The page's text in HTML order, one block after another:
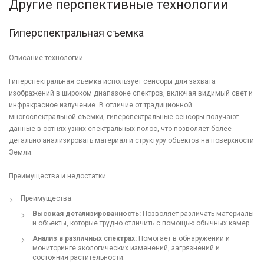
Другие перспективные технологии
Гиперспектральная съемка
Описание технологии
Гиперспектральная съемка использует сенсоры для захвата
изображений в широком диапазоне спектров, включая видимый свет и
инфракрасное излучение. В отличие от традиционной
многоспектральной съемки, гиперспектральные сенсоры получают
данные в сотнях узких спектральных полос, что позволяет более
детально анализировать материал и структуру объектов на поверхности
Земли.
Преимущества и недостатки
Преимущества:
Высокая детализированность: Позволяет различать материалы
и объекты, которые трудно отличить с помощью обычных камер.
Анализ в различных спектрах: Помогает в обнаружении и
мониторинге экологических изменений, загрязнений и
состояния растительности.